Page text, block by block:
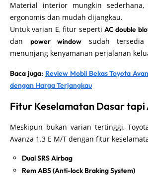
Material interior mungkin
ergonomis dan mudah dijangkau.
Untuk varian E, fitur seperti AC double
dan power window sudah
menunjang kenyamanan perjalanan
Baca juga: Review Mobil Bekas Toyota
dengan Harga Terjangkau
Fitur Keselamatan Dasar tapi
Meskipun bukan varian tertinggi,
Avanza 1.3 E M/T dengan fitur
Dual SRS Airbag
Rem ABS (Anti-lock Braking System)